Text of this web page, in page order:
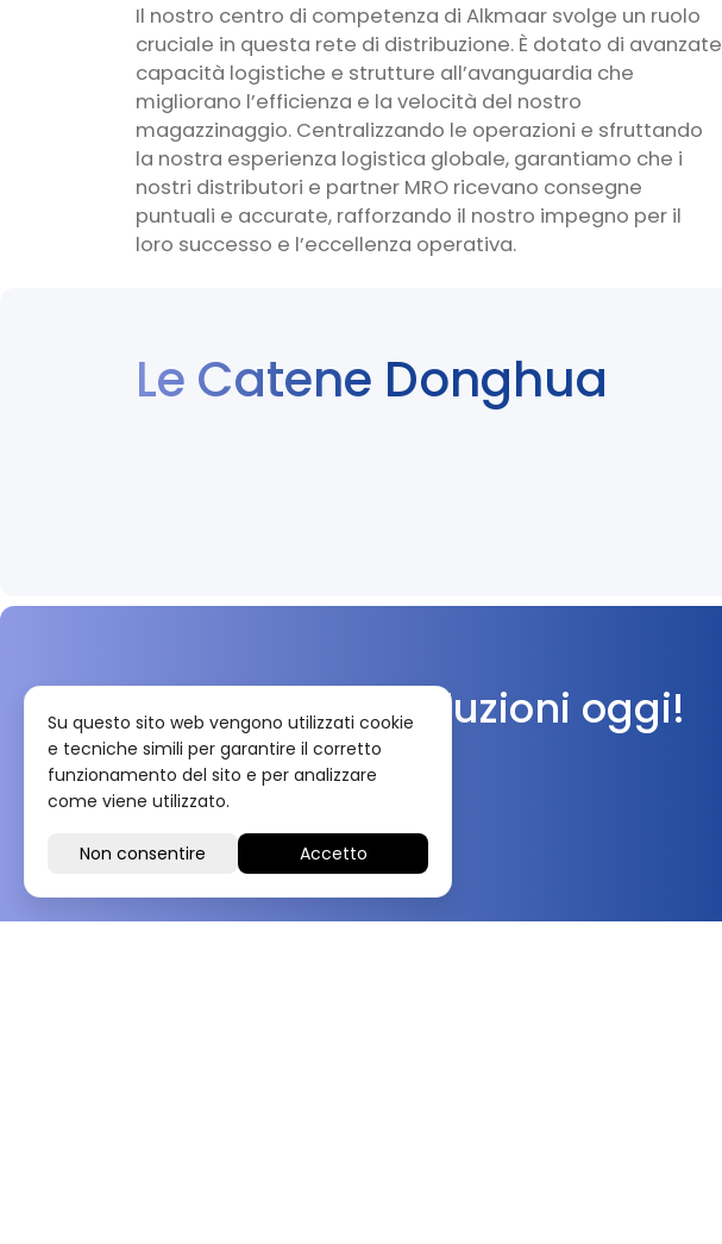
Il nostro centro di competenza di Alkmaar svolge un ruolo
cruciale in questa rete di distribuzione. È dotato di avanzate
capacità logistiche e strutture all’avanguardia che
migliorano l’efficienza e la velocità del nostro
magazzinaggio. Centralizzando le operazioni e sfruttando
la nostra esperienza logistica globale, garantiamo che i
nostri distributori e partner MRO ricevano consegne
puntuali e accurate, rafforzando il nostro impegno per il
loro successo e l’eccellenza operativa.
Le Catene Donghua
Scopri le tue soluzioni oggi!
Su questo sito web vengono utilizzati cookie
e tecniche simili per garantire il corretto
funzionamento del sito e per analizzare
come viene utilizzato.